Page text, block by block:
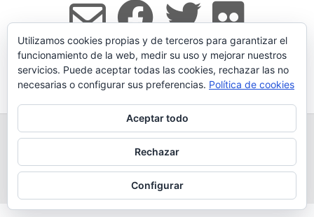
Tema:Voguede Kaira
TODOS LOS PRODUCTOS LEGADO
QUESERÍA
GANADERÍA PROPIA
CONDICIONES DE COMPRA
AVISO LEGAL Y POLÍTICA DE PRIVACIDAD
POLÍTICA DE COOKIES
MÁS INFORMACIÓN SOBRE LAS COOKIES
Utilizamos cookies propias y de terceros para garantizar el
funcionamiento de la web, medir su uso y mejorar nuestros
servicios. Puede aceptar todas las cookies, rechazar las no
necesarias o configurar sus preferencias. Política de cookies
Aceptar todo
Rechazar
Configurar